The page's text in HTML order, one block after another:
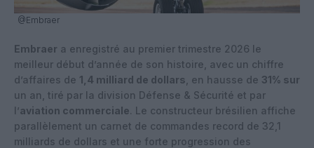
@Embraer
Embraer a enregistré au premier trimestre 2026 le
meilleur début d’année de son histoire, avec un chiffre
d’affaires de 1,4 milliard de dollars , en hausse de 31% sur
un an, tiré par la division Défense & Sécurité et par
l’aviation commerciale. Le constructeur brésilien affiche
parallèlement un carnet de commandes record de 32,1
milliards de dollars et une forte progression des